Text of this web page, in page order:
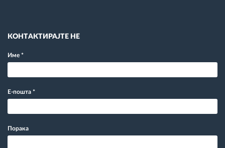
КОНТАКТИРАЈТЕ НЕ
Име *
Е-пошта *
Порака